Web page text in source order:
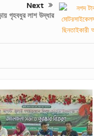
Next
গৃহবধুর লাশ উদ্ধার